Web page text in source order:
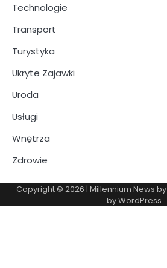
Technologie
Transport
Turystyka
Ukryte Zajawki
Uroda
Usługi
Wnętrza
Zdrowie
Copyright © 2026 | Millennium News by
byWordPress.